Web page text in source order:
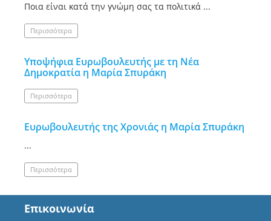
Ποια είναι κατά την γνώμη σας τα πολιτικά ...
Περισσότερα
Υποψήφια Ευρωβουλευτής με τη Νέα
Δημοκρατία η Μαρία Σπυράκη
Περισσότερα
Ευρωβουλευτής της Χρονιάς η Μαρία Σπυράκη
...
Περισσότερα
Επικοινωνία